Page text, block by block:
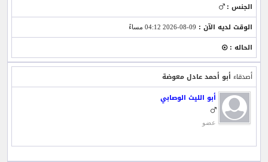
الجنس :
الوقت لديه الآن : 09-08-2026 04:12 مساءً
الحاله :
أصدقاء أبو أحمد عادل معوضة
أبو الليث الوصابي
عضو